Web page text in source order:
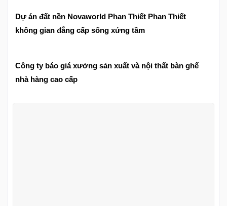
Dự án đất nền Novaworld Phan Thiết Phan Thiết
không gian đẳng cấp sống xứng tầm
Công ty báo giá xưởng sản xuất và nội thất bàn ghế
nhà hàng cao cấp